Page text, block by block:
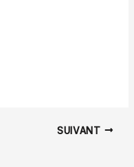
SUIVANT